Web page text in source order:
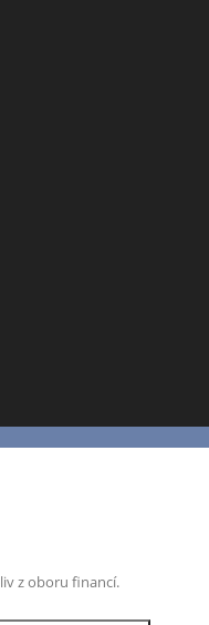
z oboru financí.